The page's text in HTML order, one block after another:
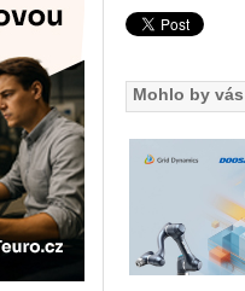
Mohlo by